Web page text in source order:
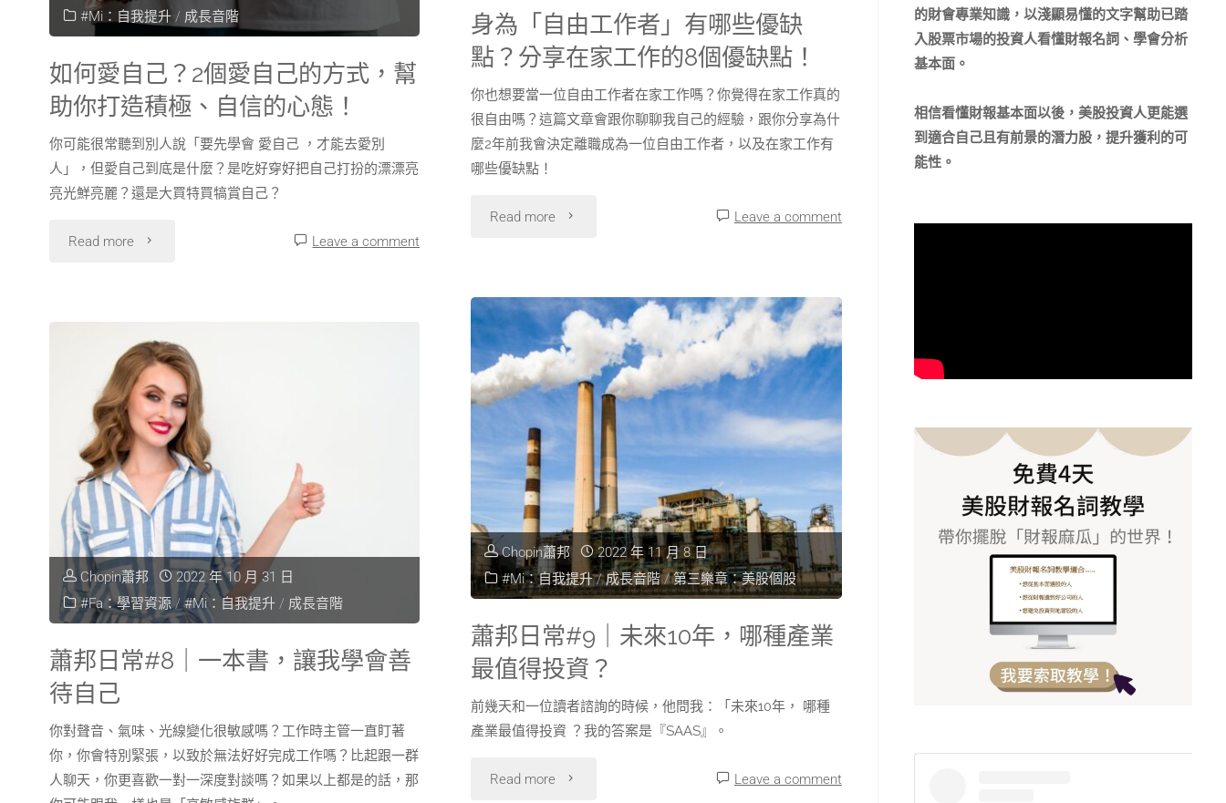
身為「自由工作者」有哪些優缺
點？分享在家工作的8個優缺點！
你也想要當一位自由工作者在家工作嗎？你覺得在家工作真的
很自由嗎？這篇文章會跟你聊聊我自己的經驗，跟你分享為什
麼2年前我會決定離職成為一位自由工作者，以及在家工作有
哪些優缺點！
Read more Leave a comment
#Mi：自我提升 / 成長音階
如何愛自己？2個愛自己的方式，幫
助你打造積極、自信的心態！
你可能很常聽到別人說「要先學會 愛自己 ，才能去愛別
人」，但愛自己到底是什麼？是吃好穿好把自己打扮的漂漂亮
亮光鮮亮麗？還是大買特買犒賞自己？
Read more Leave a comment
Chopin蕭邦
2022 年 11 月 8 日
#Mi：自我提升 / 成長音階 / 第三樂章：美股個股
蕭邦日常#9｜未來10年，哪種產業
最值得投資？
前幾天和一位讀者諮詢的時候，他問我：「未來10年， 哪種
產業最值得投資 ？我的答案是『SAAS』。
Read more Leave a comment
Chopin蕭邦
2022 年 10 月 31 日
#Fa：學習資源 / #Mi：自我提升 / 成長音階
蕭邦日常#8｜一本書，讓我學會善
待自己
你對聲音、氣味、光線變化很敏感嗎？工作時主管一直盯著
你，你會特別緊張，以致於無法好好完成工作嗎？比起跟一群
人聊天，你更喜歡一對一深度對談嗎？​如果以上都是的話，那
的財會專業知識，以淺顯易懂的文字幫助已踏
入股票市場的投資人看懂財報名詞、學會分析
基本面。
相信看懂財報基本面以後，美股投資人更能選
到適合自己且有前景的潛力股，提升獲利的可
能性。